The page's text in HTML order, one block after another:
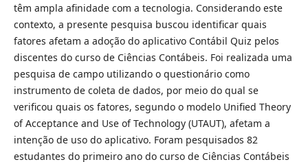
têm ampla afinidade com a tecnologia. Considerando este
contexto, a presente pesquisa buscou identificar quais
fatores afetam a adoção do aplicativo Contábil Quiz pelos
discentes do curso de Ciências Contábeis. Foi realizada uma
pesquisa de campo utilizando o questionário como
instrumento de coleta de dados, por meio do qual se
verificou quais os fatores, segundo o modelo Unified Theory
of Acceptance and Use of Technology (UTAUT), afetam a
intenção de uso do aplicativo. Foram pesquisados 82
estudantes do primeiro ano do curso de Ciências Contábeis